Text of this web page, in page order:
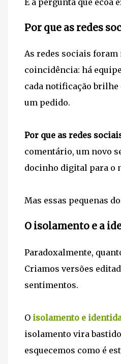
E a pergunta que ecoa
Por que as redes
As redes sociais foram
coincidência: há
cada notificação brilhe
um pedido.
Por que as redes
comentário, um novo
docinho digital para o
Mas essas pequenas
O isolamento e a
Paradoxalmente,
Criamos versões
sentimentos.
O isolamento e
isolamento vira
esquecemos como é